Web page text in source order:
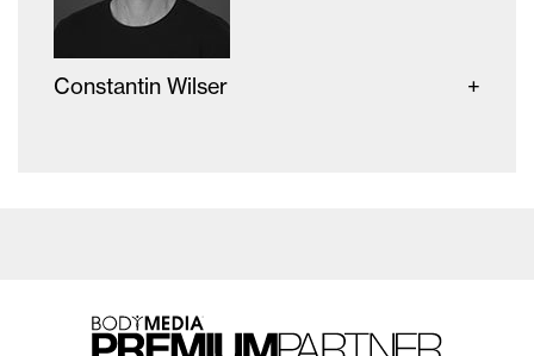
Constantin Wilser